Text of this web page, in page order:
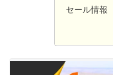
セール情報